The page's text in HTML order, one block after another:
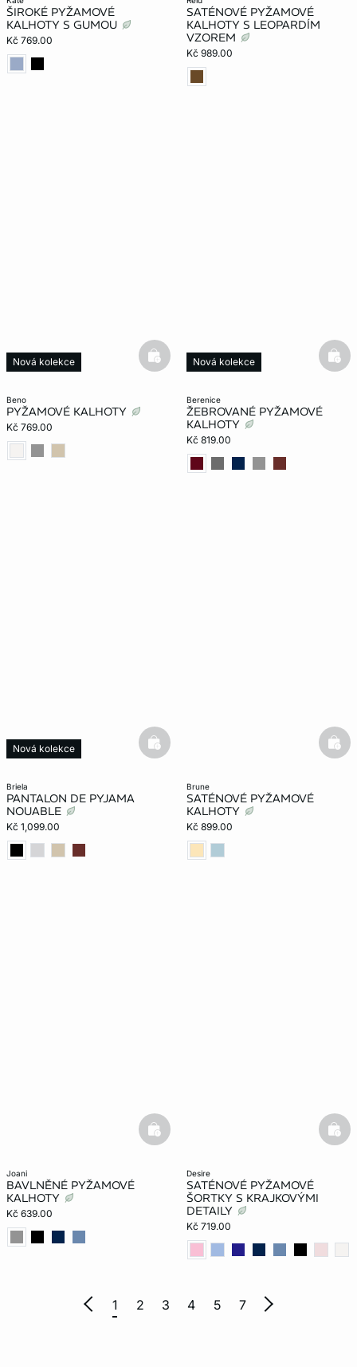
ŠIROKÉ PYŽAMOVÉ
KALHOTY S GUMOU
Kč 769.00
SATÉNOVÉ PYŽAMOVÉ
KALHOTY S LEOPARDÍM
VZOREM
Kč 989.00
beno
PYŽAMOVÉ KALHOTY
Kč 769.00
Nová kolekce basketfull
berenice
ŽEBROVANÉ PYŽAMOVÉ
KALHOTY
Kč 819.00
Nová kolekce
briela
PANTALON DE PYJAMA
NOUABLE
Kč 1,099.00
Nová kolekce basketfull
brune
SATÉNOVÉ PYŽAMOVÉ
KALHOTY
Kč 899.00
joani
BAVLNĚNÉ PYŽAMOVÉ
KALHOTY
Kč 639.00
basketfull
desire
SATÉNOVÉ PYŽAMOVÉ
ŠORTKY S KRAJKOVÝMI
DETAILY
Kč 719.00
1 2 3 4 5 7